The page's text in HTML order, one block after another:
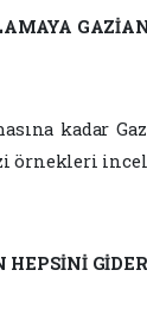
kadar
örnekleri